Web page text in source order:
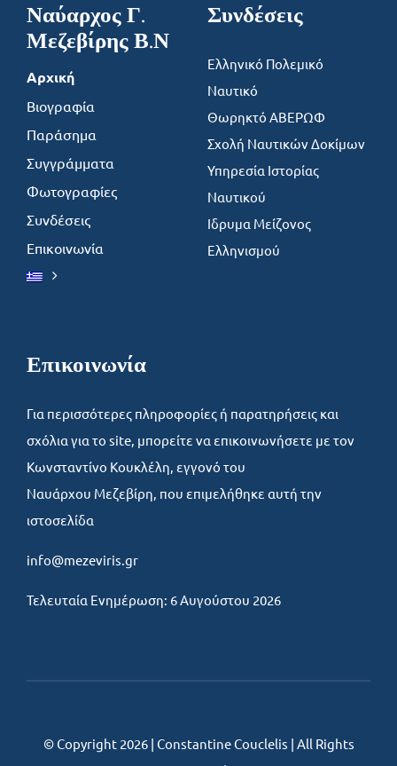
Ναύαρχος Γ.
Μεζεβίρης Β.Ν
Αρχική
Βιογραφία
Παράσημα
Συγγράμματα
Φωτογραφίες
Συνδέσεις
Επικοινωνία
Συνδέσεις
Ελληνικό Πολεμικό
Ναυτικό
Θωρηκτό ΑΒΕΡΩΦ
Σχολή Ναυτικών Δοκίμων
Υπηρεσία Ιστορίας
Ναυτικού
Ιδρυμα Μείζονος
Ελληνισμού
Επικοινωνία
Για περισσότερες πληροφορίες ή παρατηρήσεις και
σχόλια για το site, μπορείτε να επικοινωνήσετε με τον
Κωνσταντίνο Κουκλέλη, εγγονό του
Ναυάρχου Μεζεβίρη, που επιμελήθηκε αυτή την
ιστοσελίδα
info@mezeviris.gr
Τελευταία Ενημέρωση: 6 Αυγούστου 2026
© Copyright 2026 | Constantine Couclelis | All Rights